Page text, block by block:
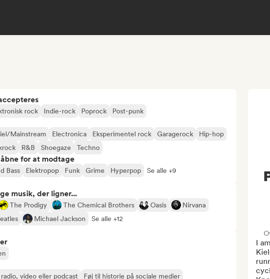
rock Indie-rock Poprock Post-punk
Mainstream Electronica Eksperimentel rock Garagerock
Hip-hop
R&B Shoegaze Techno
for at modtage
Bass Elektropop Funk Grime Hyperpop Se alle +9
musik, der ligner...
The Prodigy The Chemical Brothers Oasis
Nirvana
Michael Jackson Se alle +12
video eller podcast
Føj til historie på sociale medier
I